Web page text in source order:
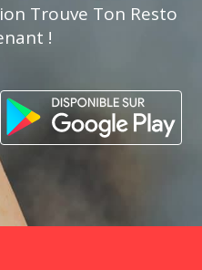
Trouve Ton Resto
!